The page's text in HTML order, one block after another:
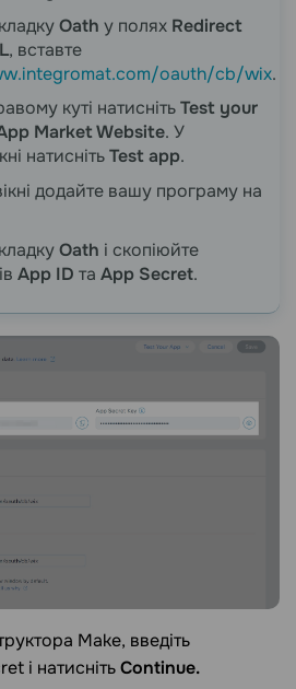
Oath у полях Redirect
, вставте
oauth/cb/wix.
куті натиснітьTest your
Market Website. У
натиснітьTest app.
додайте вашу програму на
Oath і скопіюйте
App ID та App Secret.
Make, введіть
і натиснітьContinue.